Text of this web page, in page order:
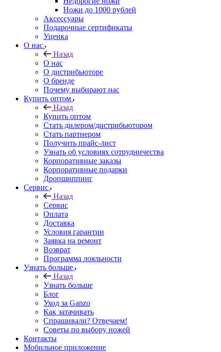
Ножи до 1000 рублей
Аксессуары
Подарочные сертификаты
Уценка
О нас
Назад
О нас
О дистрибьюторе
О бренде
Почему выбирают нас
Купить оптом
Назад
Купить оптом
Стать дилером/дистрибьютором
Стать партнером
Получить прайс-лист
Узнать об условиях сотрудничества
Корпоративные заказы
Корпоративные подарки
Дропшиппинг
Сервис
Назад
Сервис
Оплата
Доставка
Условия гарантии
Заявка на ремонт
Возврат
Программа лояльности
Узнать больше
Назад
Узнать больше
Блог
Уход за Ganzo
Как затачивать
Спрашивали? Отвечаем!
Советы по выбору ножей
Контакты
Мобильное приложение